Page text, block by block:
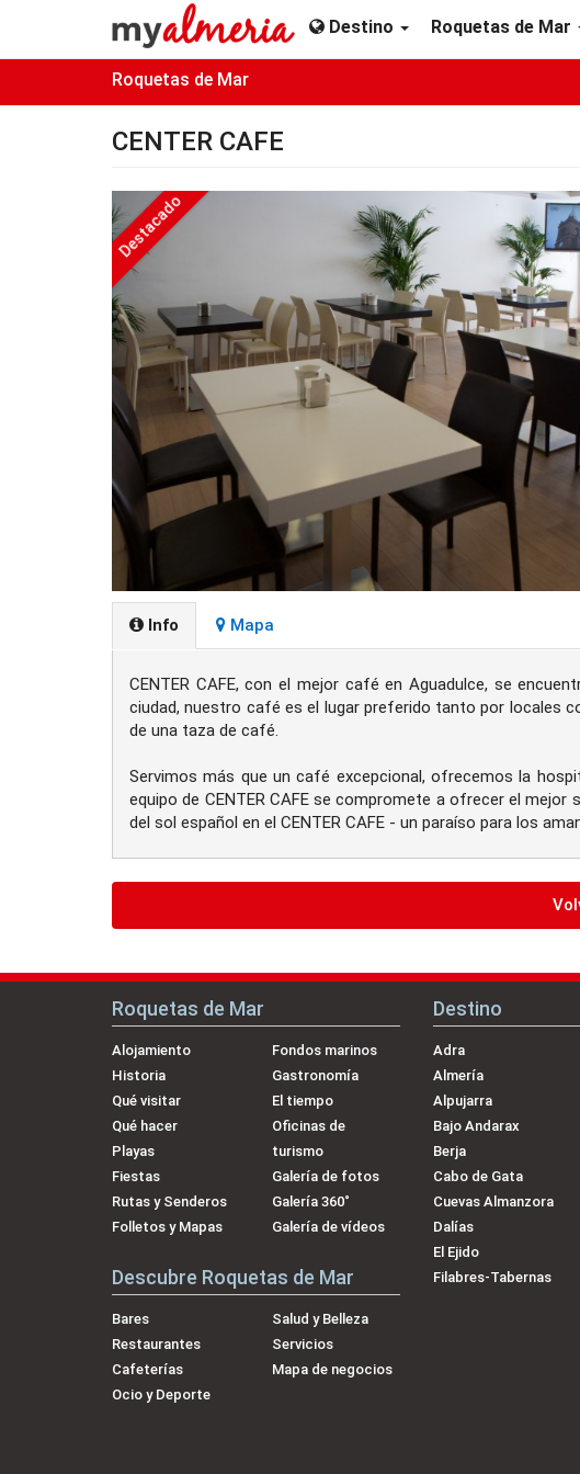
Destino Roquetas de Mar
Roquetas de Mar
CENTER CAFE
Destacado
Info Mapa
CENTER CAFE, con el mejor café en Aguadulce, se
ciudad, nuestro café es el lugar preferido tanto por locales
de una taza de café.
Servimos más que un café excepcional, ofrecemos la
equipo de CENTER CAFE se compromete a ofrecer el
del sol español en el CENTER CAFE - un paraíso para los
Roquetas de Mar
Alojamiento
Historia
Qué visitar
Qué hacer
Playas
Fiestas
Rutas y Senderos
Folletos y Mapas
Fondos marinos
Gastronomía
El tiempo
Oficinas de
turismo
Galería de fotos
Galería 360˚
Galería de vídeos
Descubre Roquetas de Mar
Bares
Restaurantes
Cafeterías
Ocio y Deporte
Salud y Belleza
Servicios
Mapa de negocios
Destino
Adra
Almería
Alpujarra
Bajo Andarax
Berja
Cabo de Gata
Cuevas Almanzora
Dalías
El Ejido
Filabres-Tabernas